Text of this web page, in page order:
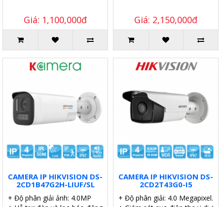
Giá: 1,100,000đ Giá: 2,150,000đ
CAMERA IP HIKVISION DS-
2CD1B47G2H-LIUF/SL
+ Độ phân giải ảnh: 4.0MP
CAMERA IP HIKVISION DS-
2CD2T43G0-I5
+ Độ phân giải: 4.0 Megapixel.